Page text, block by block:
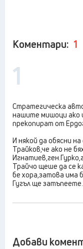
Коментари: 1
1
Стратегическа
нашите мишоци ако
прекопират от
И някой да обясни
Трайков,че ако не
Трайчо щеше да се
бе хора,затова има
Гугъл ще
Добави